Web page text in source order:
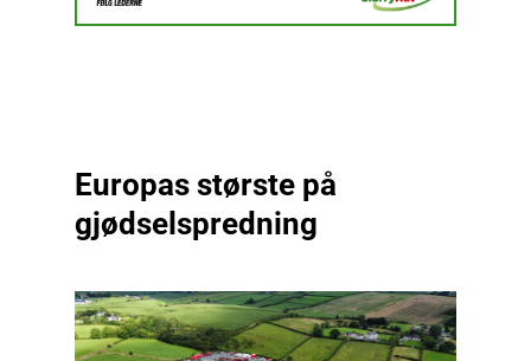
Europas største på
gjødselspredning